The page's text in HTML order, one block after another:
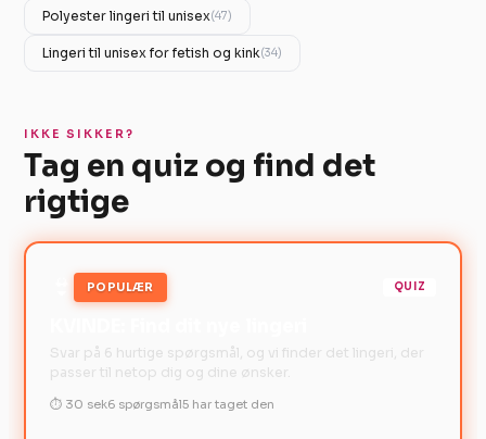
Polyester lingeri til unisex(47)
Lingeri til unisex for fetish og kink(34)
IKKE SIKKER?
Tag en quiz og find det
rigtige
POPULÆR QUIZ
Svar på 6 hurtige spørgsmål, og vi finder det lingeri, der
passer til netop dig og dine ønsker.
⏱ 30 sek6 spørgsmål5 har taget den